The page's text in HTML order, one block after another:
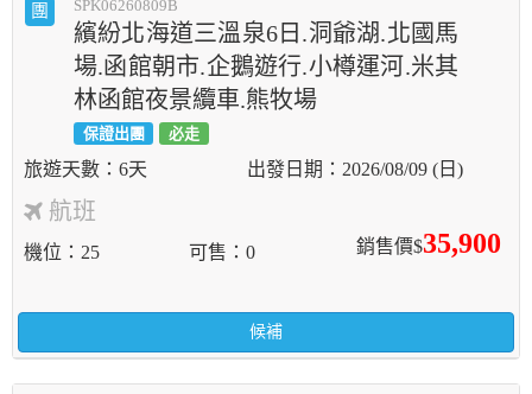
團 SPK06260809B
繽紛北海道三溫泉6日.洞爺湖.北國馬
場.函館朝市.企鵝遊行.小樽運河.米其
林函館夜景纜車.熊牧場
保證出團 必走
6天 2026/08/09 (日)
航班
銷售價$35,900
機位 25 可售 0
候補